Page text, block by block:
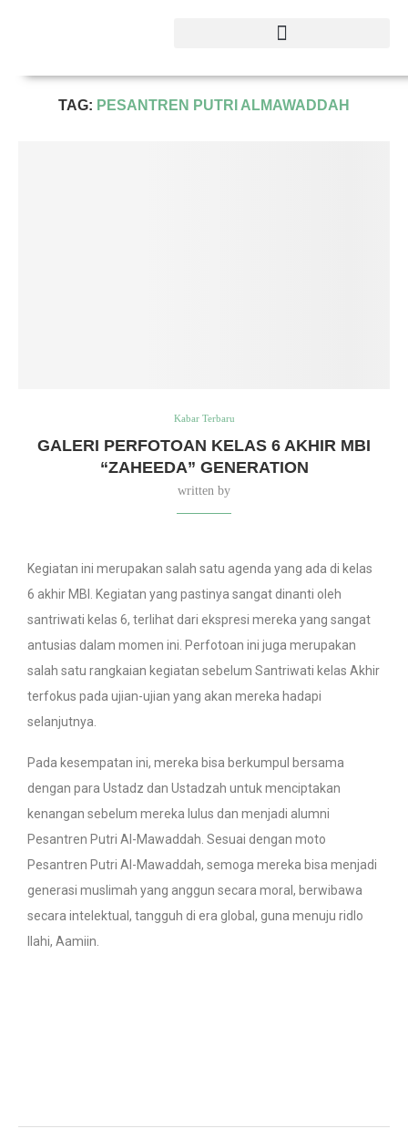
TAG: PESANTREN PUTRI ALMAWADDAH
Kabar Terbaru
GALERI PERFOTOAN KELAS 6 AKHIR MBI
“ZAHEEDA” GENERATION
written by
Kegiatan ini merupakan salah satu agenda yang ada di kelas
6 akhir MBI. Kegiatan yang pastinya sangat dinanti oleh
santriwati kelas 6, terlihat dari ekspresi mereka yang sangat
antusias dalam momen ini. Perfotoan ini juga merupakan
salah satu rangkaian kegiatan sebelum Santriwati kelas Akhir
terfokus pada ujian-ujian yang akan mereka hadapi
selanjutnya.
Pada kesempatan ini, mereka bisa berkumpul bersama
dengan para Ustadz dan Ustadzah untuk menciptakan
kenangan sebelum mereka lulus dan menjadi alumni
Pesantren Putri Al-Mawaddah. Sesuai dengan moto
Pesantren Putri Al-Mawaddah, semoga mereka bisa menjadi
generasi muslimah yang anggun secara moral, berwibawa
secara intelektual, tangguh di era global, guna menuju ridlo
Ilahi, Aamiin.